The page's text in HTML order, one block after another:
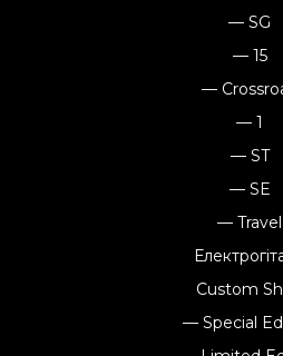
— SG
— 15
—
— 1
— ST
— SE
— Travel
Custom
— Special